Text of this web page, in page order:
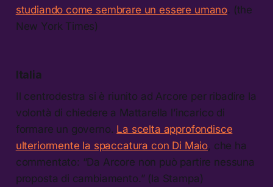
studiando come sembrare un essere umano. (the
New York Times)
Italia
Il centrodestra si è riunito ad Arcore per ribadire la
volontà di chiedere a Mattarella l’incarico di
formare un governo. La scelta approfondisce
ulteriormente la spaccatura con Di Maio , che ha
commentato: “Da Arcore non può partire nessuna
proposta di cambiamento.” (la Stampa)